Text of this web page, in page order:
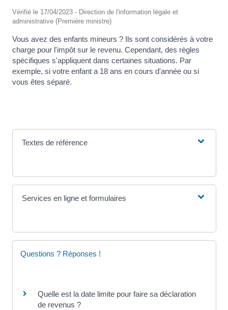
Vérifié le 17/04/2023 - Direction de l'information légale et
administrative (Première ministre)
Vous avez des enfants mineurs ? Ils sont considérés à votre
charge pour l'impôt sur le revenu. Cependant, des règles
spécifiques s'appliquent dans certaines situations. Par
exemple, si votre enfant a 18 ans en cours d'année ou si
vous êtes séparé.
Textes de référence
Services en ligne et formulaires
Questions ? Réponses !
Quelle est la date limite pour faire sa déclaration
de revenus ?